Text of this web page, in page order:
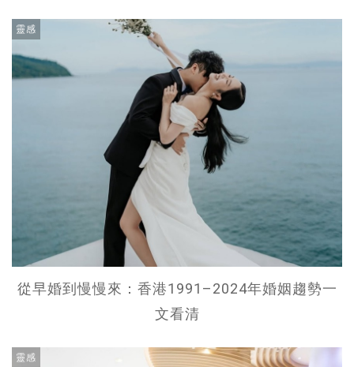
靈感
從早婚到慢慢來：香港1991–2024年婚姻趨勢一
文看清
靈感